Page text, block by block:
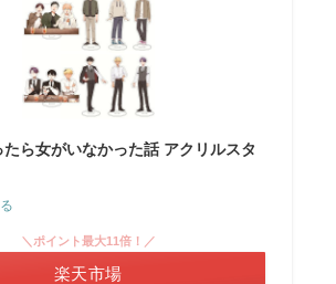
ら女がいなかった話 アクリルスタ
＼ポイント最大11倍！／
楽天市場